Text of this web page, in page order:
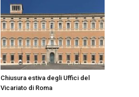
Chiusura estiva degli Uffici del
Vicariato di Roma